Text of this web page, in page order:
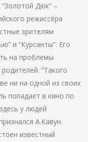
Дюк” –
режиссёра
зрителям
и “Курсанты”. Его
на проблемы
“Такого
ни на одной из своих
попадает в кино по
у людей
А.Кавун.
известный